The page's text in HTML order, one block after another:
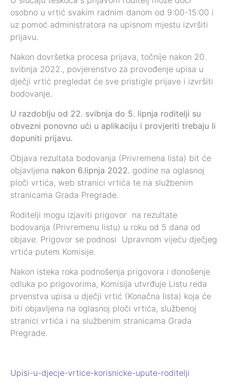
osobno u vrtić svakim radnim danom od 9:00-15:00 i
uz pomoć administratora na upisnom mjestu izvršiti
prijavu.
Nakon dovršetka procesa prijava, točnije nakon 20.
svibnja 2022., povjerenstvo za provođenje upisa u
dječji vrtić pregledat će sve pristigle prijave i izvršiti
bodovanje.
U razdoblju od 22. svibnja do 5. lipnja roditelji su
obvezni ponovno ući u aplikaciju i provjeriti trebaju li
dopuniti prijavu.
Objava rezultata bodovanja (Privremena lista) bit će
objavljena nakon 6.lipnja 2022. godine na oglasnoj
ploči vrtića, web stranici vrtića te na službenim
stranicama Grada Pregrade.
Roditelji mogu izjaviti prigovor na rezultate
bodovanja (Privremenu listu) u roku od 5 dana od
objave. Prigovor se podnosi Upravnom vijeću dječjeg
vrtića putem Komisije.
Nakon isteka roka podnošenja prigovora i donošenje
odluka po prigovorima, Komisija utvrđuje Listu reda
prvenstva upisa u dječji vrtić (Konačna lista) koja će
biti objavljena na oglasnoj ploči vrtića, službenoj
stranici vrtića i na službenim stranicama Grada
Pregrade.
Upisi-u-djecje-vrtice-korisnicke-upute-roditelji